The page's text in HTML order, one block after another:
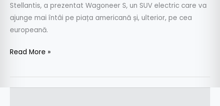
Stellantis, a prezentat Wagoneer S, un SUV electric care va
ajunge mai întâi pe piața americană și, ulterior, pe cea
europeană.
Read More »